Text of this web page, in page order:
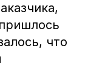
что